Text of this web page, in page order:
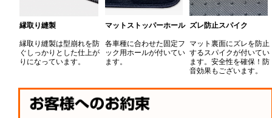
縁取り縫製
縁取り縫製は型崩れを防
ぐしっかりとした仕上が
りになっています。
マットストッパーホール
各車種に合わせた固定フ
ック用ホールが付いてい
ます。
ズレ防止スパイク
マット裏面にズレを防止
するスパイクが付いてい
ます。安全性を確保！防
音効果もございます。